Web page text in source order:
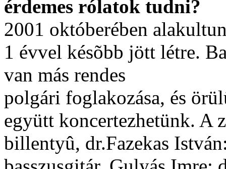
érdemes rólatok tudni?
2001 októberében
1 évvel késõbb jött létre.
van más rendes
polgári foglakozása, és
együtt koncertezhetünk. A
billentyû, dr.Fazekas